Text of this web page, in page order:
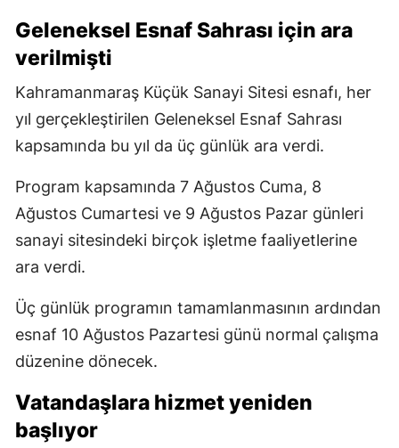
Geleneksel Esnaf Sahrası için ara
verilmişti
Kahramanmaraş Küçük Sanayi Sitesi esnafı, her
yıl gerçekleştirilen Geleneksel Esnaf Sahrası
kapsamında bu yıl da üç günlük ara verdi.
Program kapsamında 7 Ağustos Cuma, 8
Ağustos Cumartesi ve 9 Ağustos Pazar günleri
sanayi sitesindeki birçok işletme faaliyetlerine
ara verdi.
Üç günlük programın tamamlanmasının ardından
esnaf 10 Ağustos Pazartesi günü normal çalışma
düzenine dönecek.
Vatandaşlara hizmet yeniden
başlıyor